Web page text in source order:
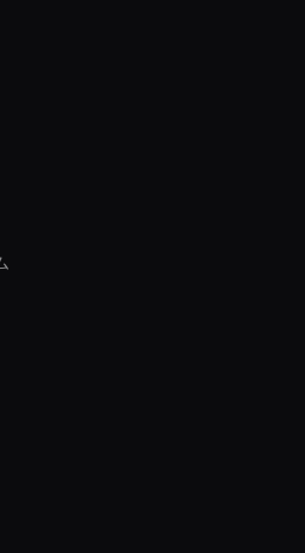
Campaigns
Avatars